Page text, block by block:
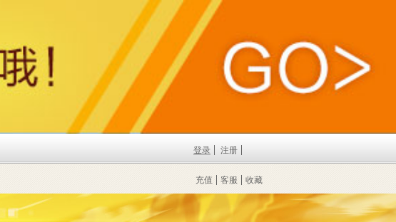
登录 注册
充值 客服 收藏